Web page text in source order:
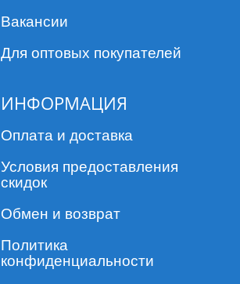
Вакансии
Для оптовых покупателей
ИНФОРМАЦИЯ
Оплата и доставка
Условия предоставления
скидок
Обмен и возврат
Политика
конфиденциальности